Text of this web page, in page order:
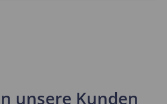
unsere Kunden